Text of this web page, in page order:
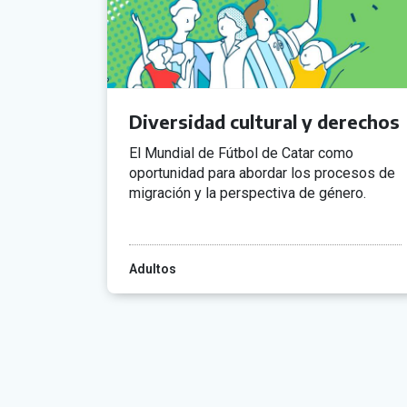
Diversidad cultural y derechos
El Mundial de Fútbol de Catar como
oportunidad para abordar los procesos de
migración y la perspectiva de género.
Adultos